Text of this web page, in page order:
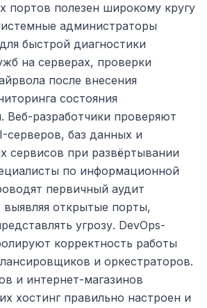
портов полезен широкому кругу
администраторы
быстрой диагностики
на серверах, проверки
после внесения
состояния
Веб-разработчики проверяют
серверов, баз данных и
сервисов при развёртывании
по информационной
первичный аудит
выявляя открытые порты,
угрозу. DevOps-
корректность работы
и оркестраторов.
и интернет-магазинов
хостинг правильно настроен и